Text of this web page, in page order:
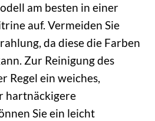
am besten in einer
auf. Vermeiden Sie
da diese die Farben
Zur Reinigung des
Regel ein weiches,
hartnäckigere
Sie ein leicht